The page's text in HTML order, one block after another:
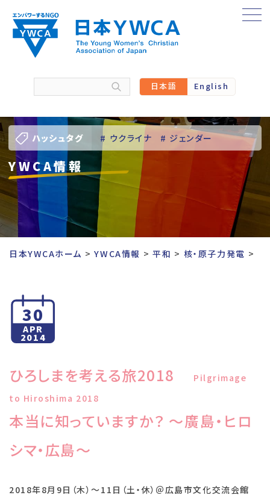
content
日本語 English
ハッシュタグ # ウクライナ # ジェンダー
# バーチャル訪問
# 人権 # 国際協力
# 地域YWCA
# 東日本大震災被災者支援
YWCA情報
日本YWCAホーム YWCA情報 平和 核・原子力発電
30
APR
2014
ひろしまを考える旅2018
Pilgrimage
to Hiroshima 2018
本当に知っていますか？ ～廣島・ヒロ
シマ・広島～
2018年8月9日（木）～11日（土・休）＠広島市文化交流会館